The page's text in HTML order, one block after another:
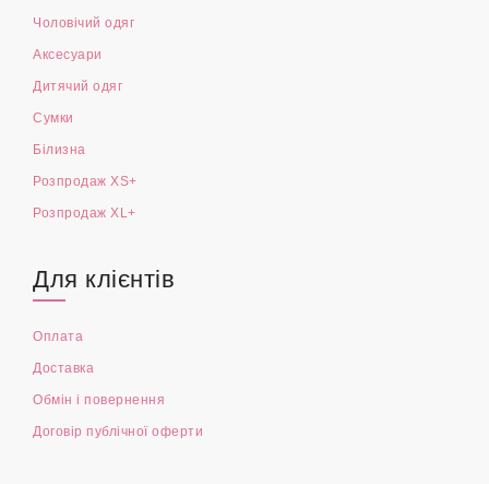
Чоловічий одяг
Аксесуари
Дитячий одяг
Сумки
Білизна
Розпродаж XS+
Розпродаж XL+
Для клієнтів
Оплата
Доставка
Обмін і повернення
Договір публічної оферти